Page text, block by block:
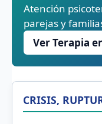
Atención
parejas y
Ver Terapia
CRISIS,